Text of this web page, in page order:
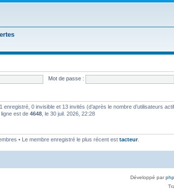
Mot de passe :
enregistré, 0 invisible et 13 invités (d’après le nombre d’utilisateurs
est de 4648 , le 30 juil. 2026, 22:28
• Le membre enregistré le plus récent est tacteur.
Développé par